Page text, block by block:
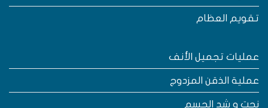
العظام
تجميل الأنف
الذقن المزدوج
و شد الجسم